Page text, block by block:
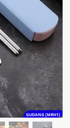
GUDANG [MRH1]